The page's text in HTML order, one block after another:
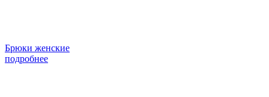
Брюки женские
подробнее